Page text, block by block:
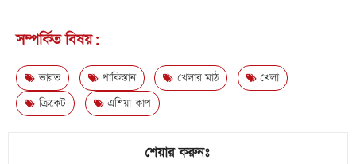
সম্পর্কিত বিষয়:
ভারত পাকিস্তান খেলার মাঠ
খেলা
ক্রিকেট
এশিয়া কাপ
শেয়ার করুনঃ